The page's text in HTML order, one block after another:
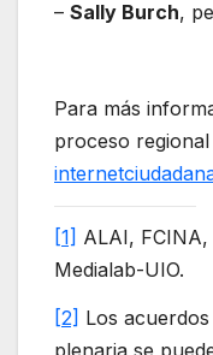
– Sally Burch,
Para más
proceso regional
[1] ALAI,
Medialab-UIO.
[2] Los